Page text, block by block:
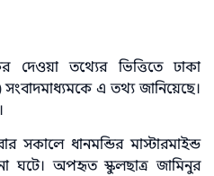
দেওয়া তথ্যের ভিত্তিতে ঢাকা
এ তথ্য জানিয়েছে।
সকালে ধানমন্ডির মাস্টারমাইন্ড
ঘটে। অপহৃত স্কুলছাত্র জামিনুর